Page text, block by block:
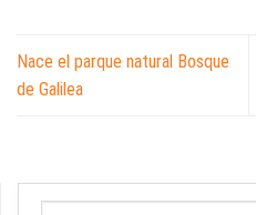
Nace el parque natural Bosque
de Galilea